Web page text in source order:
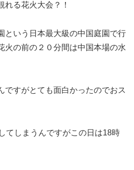
れる花火大会？！
という日本最大級の中国庭園で行
火の前の２０分間は中国本場の水
ですがとても面白かったのでおス
てしまうんですがこの日は18時